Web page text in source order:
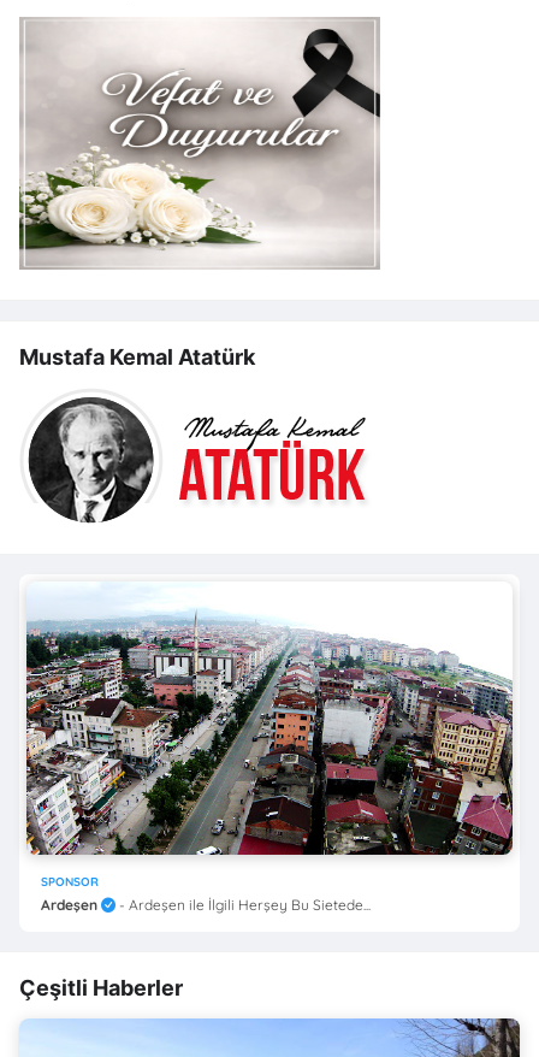
Mustafa Kemal Atatürk
SPONSOR
Ardeşen - Ardeşen ile İlgili Herşey Bu Sietede...
Çeşitli Haberler